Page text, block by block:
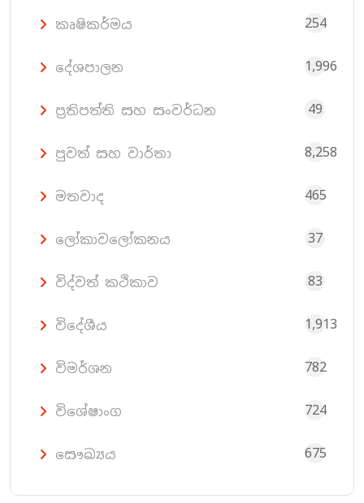
කෘෂිකර්මය 254
දේශපාලන 1,996
ප්‍රතිපත්ති සහ සංවර්ධන 49
පුවත් සහ වාර්තා 8,258
මතවාද 465
ලෝකාවලෝකනය 37
විද්වත් කථිකාව 83
විදේශීය 1,913
විමර්ශන 782
විශේෂාංග 724
සෞඛ්‍යය 675